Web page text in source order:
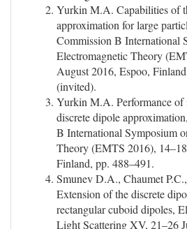
Yurkin M.A. Capabilities of
approximation for large
Commission B International
Electromagnetic Theory
August 2016, Espoo,
(invited).
Yurkin M.A. Performance of
discrete dipole
B International Symposium
Theory (EMTS 2016),
Finland, pp. 488–491.
Smunev D.A., Chaumet
Extension of the discrete
rectangular cuboid dipoles,
Light Scattering XV, 21–26